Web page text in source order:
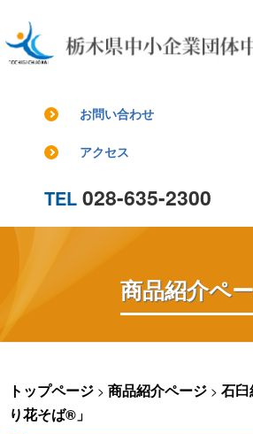
お問い合わせ
アクセス
TEL 028-635-2300
商品紹介ペ
トップページ > 商品紹介ページ > 石
り花そば®」